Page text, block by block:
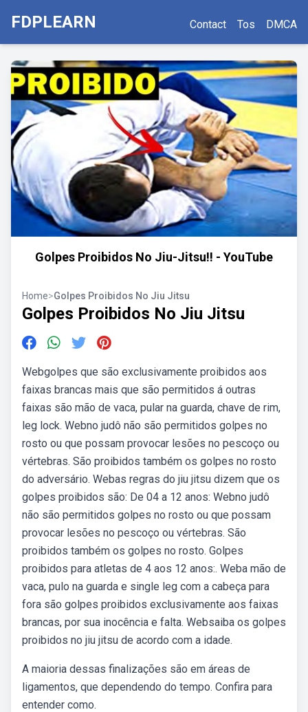
FDPLEARN Contact Tos DMCA
Golpes Proibidos No Jiu-Jitsu!! - YouTube
Home>Golpes Proibidos No Jiu Jitsu
Golpes Proibidos No Jiu Jitsu
Webgolpes que são exclusivamente proibidos aos
faixas brancas mais que são permitidos á outras
faixas são mão de vaca, pular na guarda, chave de rim,
leg lock. Webno judô não são permitidos golpes no
rosto ou que possam provocar lesões no pescoço ou
vértebras. São proibidos também os golpes no rosto
do adversário. Webas regras do jiu jitsu dizem que os
golpes proibidos são: De 04 a 12 anos: Webno judô
não são permitidos golpes no rosto ou que possam
provocar lesões no pescoço ou vértebras. São
proibidos também os golpes no rosto. Golpes
proibidos para atletas de 4 aos 12 anos:. Weba mão de
vaca, pulo na guarda e single leg com a cabeça para
fora são golpes proibidos exclusivamente aos faixas
brancas, por sua inocência e falta. Websaiba os golpes
proibidos no jiu jitsu de acordo com a idade.
A maioria dessas finalizações são em áreas de
ligamentos, que dependendo do tempo. Confira para
entender como.